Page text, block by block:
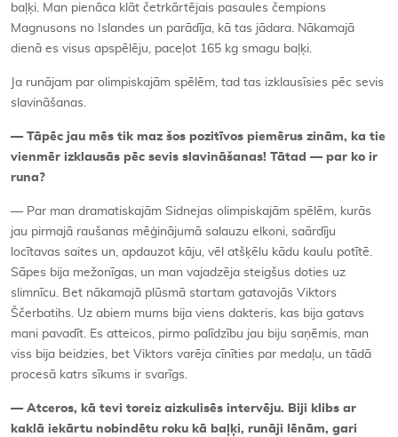
baļķi. Man pienāca klāt četrkārtējais pasaules čempions
Magnusons no Islandes un parādīja, kā tas jādara. Nākamajā
dienā es visus apspēlēju, paceļot 165 kg smagu baļķi.
Ja runājam par olimpiskajām spēlēm, tad tas izklausīsies pēc sevis
slavināšanas.
— Tāpēc jau mēs tik maz šos pozitīvos piemērus zinām, ka tie
vienmēr izklausās pēc sevis slavināšanas! Tātad — par ko ir
runa?
— Par man dramatiskajām Sidnejas olimpiskajām spēlēm, kurās
jau pirmajā raušanas mēģinājumā salauzu elkoni, saārdīju
locītavas saites un, apdauzot kāju, vēl atšķēlu kādu kaulu potītē.
Sāpes bija mežonīgas, un man vajadzēja steigšus doties uz
slimnīcu. Bet nākamajā plūsmā startam gatavojās Viktors
Ščerbatihs. Uz abiem mums bija viens dakteris, kas bija gatavs
mani pavadīt. Es atteicos, pirmo palīdzību jau biju saņēmis, man
viss bija beidzies, bet Viktors varēja cīnīties par medaļu, un tādā
procesā katrs sīkums ir svarīgs.
— Atceros, kā tevi toreiz aizkulisēs intervēju. Biji klibs ar
kaklā iekārtu nobindētu roku kā baļķi, runāji lēnām, gari